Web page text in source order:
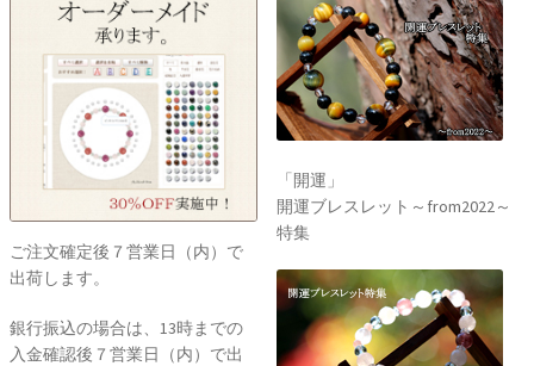
ご注文確定後７営業日（内）で
出荷します。
銀行振込の場合は、13時までの
入金確認後７営業日（内）で出
「開運」
開運ブレスレット～from2022～
特集